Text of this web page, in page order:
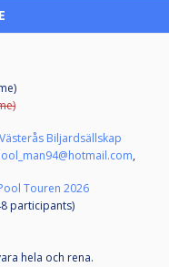
Västerås Biljardsällskap
,
Touren 2026
participants)
hela och rena.